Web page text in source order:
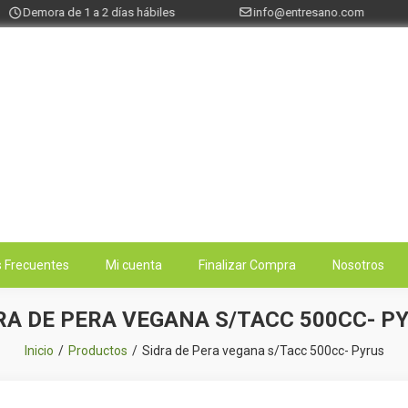
Demora de 1 a 2 días hábiles info@entresano.com
Frecuentes Mi cuenta Finalizar Compra Nosotros
DE PERA VEGANA S/TACC 500CC-
Inicio Productos Sidra de Pera vegana s/Tacc 500cc- Pyrus